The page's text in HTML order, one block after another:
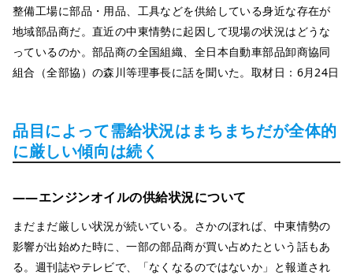
整備工場に部品・用品、工具などを供給している身近な存在が
地域部品商だ。直近の中東情勢に起因して現場の状況はどうな
っているのか。部品商の全国組織、全日本自動車部品卸商協同
組合（全部協）の森川等理事長に話を聞いた。取材日：6月24日
品目によって需給状況はまちまちだが全体的
に厳しい傾向は続く
――エンジンオイルの供給状況について
まだまだ厳しい状況が続いている。さかのぼれば、中東情勢の
影響が出始めた時に、一部の部品商が買い占めたという話もあ
る。週刊誌やテレビで、「なくなるのではないか」と報道され